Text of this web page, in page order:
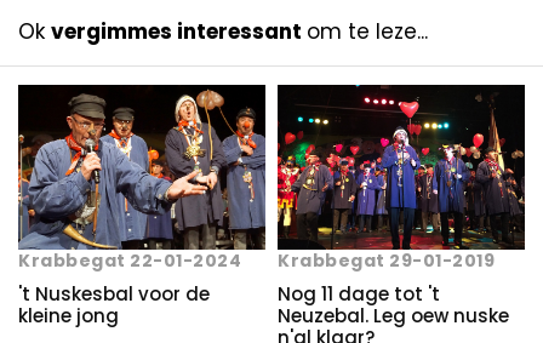
Ok vergimmes interessant om te leze...
Krabbegat 22-01-2024
't Nuskesbal voor de
kleine jong
Krabbegat 29-01-2019
Nog 11 dage tot 't
Neuzebal. Leg oew nuske